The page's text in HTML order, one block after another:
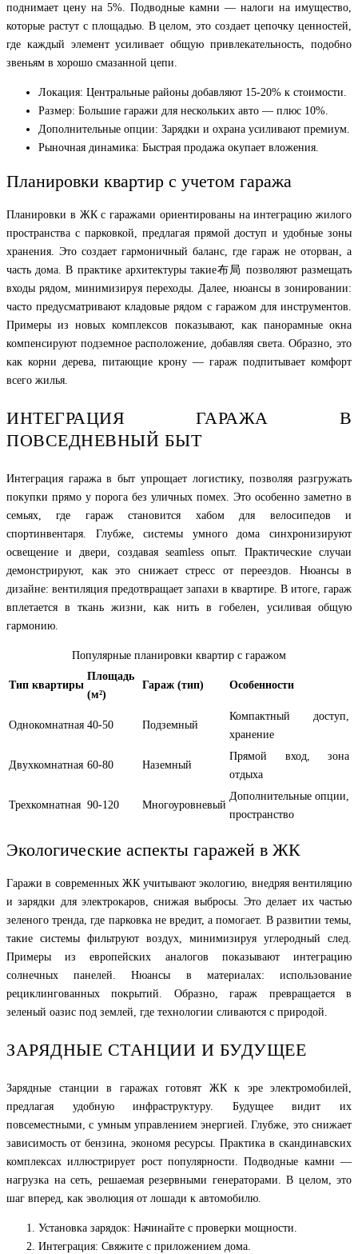
поднимает цену на 5%. Подводные камни — налоги на имущество,
которые растут с площадью. В целом, это создает цепочку ценностей,
где каждый элемент усиливает общую привлекательность, подобно
звеньям в хорошо смазанной цепи.
Локация: Центральные районы добавляют 15-20% к стоимости.
Размер: Большие гаражи для нескольких авто — плюс 10%.
Дополнительные опции: Зарядки и охрана усиливают премиум.
Рыночная динамика: Быстрая продажа окупает вложения.
Планировки квартир с учетом гаража
Планировки в ЖК с гаражами ориентированы на интеграцию жилого
пространства с парковкой, предлагая прямой доступ и удобные зоны
хранения. Это создает гармоничный баланс, где гараж не оторван, а
часть дома. В практике архитектуры такие布局 позволяют размещать
входы рядом, минимизируя переходы. Далее, нюансы в зонировании:
часто предусматривают кладовые рядом с гаражом для инструментов.
Примеры из новых комплексов показывают, как панорамные окна
компенсируют подземное расположение, добавляя света. Образно, это
как корни дерева, питающие крону — гараж подпитывает комфорт
всего жилья.
ИНТЕГРАЦИЯ ГАРАЖА В
ПОВСЕДНЕВНЫЙ БЫТ
Интеграция гаража в быт упрощает логистику, позволяя разгружать
покупки прямо у порога без уличных помех. Это особенно заметно в
семьях, где гараж становится хабом для велосипедов и
спортинвентаря. Глубже, системы умного дома синхронизируют
освещение и двери, создавая seamless опыт. Практические случаи
демонстрируют, как это снижает стресс от переездов. Нюансы в
дизайне: вентиляция предотвращает запахи в квартире. В итоге, гараж
вплетается в ткань жизни, как нить в гобелен, усиливая общую
гармонию.
Популярные планировки квартир с гаражом
Тип квартиры
Площадь
(м²)
Гараж (тип) Особенности
Однокомнатная 40-50 Подземный
Компактный доступ,
хранение
Двухкомнатная 60-80 Наземный
Прямой вход, зона
отдыха
Трехкомнатная 90-120 Многоуровневый
Дополнительные опции,
пространство
Экологические аспекты гаражей в ЖК
Гаражи в современных ЖК учитывают экологию, внедряя вентиляцию
и зарядки для электрокаров, снижая выбросы. Это делает их частью
зеленого тренда, где парковка не вредит, а помогает. В развитии темы,
такие системы фильтруют воздух, минимизируя углеродный след.
Примеры из европейских аналогов показывают интеграцию
солнечных панелей. Нюансы в материалах: использование
рециклингованных покрытий. Образно, гараж превращается в
зеленый оазис под землей, где технологии сливаются с природой.
ЗАРЯДНЫЕ СТАНЦИИ И БУДУЩЕЕ
Зарядные станции в гаражах готовят ЖК к эре электромобилей,
предлагая удобную инфраструктуру. Будущее видит их
повсеместными, с умным управлением энергией. Глубже, это снижает
зависимость от бензина, экономя ресурсы. Практика в скандинавских
комплексах иллюстрирует рост популярности. Подводные камни —
нагрузка на сеть, решаемая резервными генераторами. В целом, это
шаг вперед, как эволюция от лошади к автомобилю.
Установка зарядок: Начинайте с проверки мощности.
Интеграция: Свяжите с приложением дома.